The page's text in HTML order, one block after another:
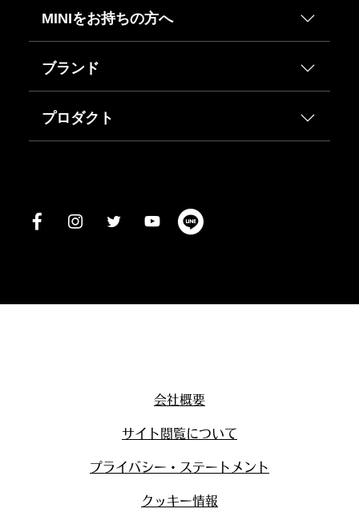
MINIをお持ちの方へ
ブランド
プロダクト
会社概要
サイト閲覧について
プライバシー・ステートメント
クッキー情報